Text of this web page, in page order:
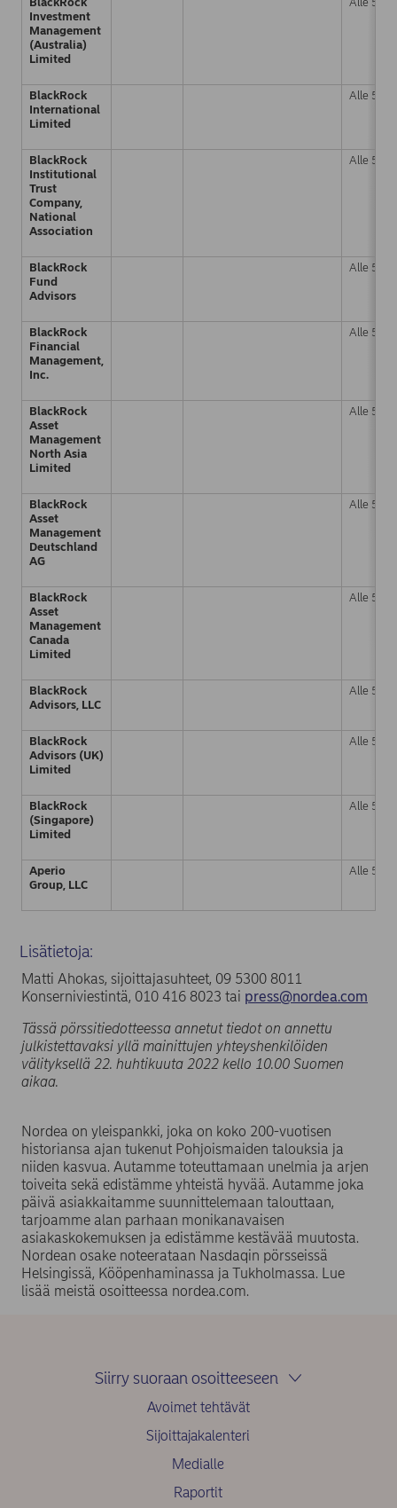
Investment
Management
(Australia)
Limited
BlackRock
International
Limited
Alle 5 %
BlackRock
Institutional
Trust
Company,
National
Association
Alle 5 %
BlackRock
Fund
Advisors
Alle 5 %
BlackRock
Financial
Management,
Inc.
Alle 5 %
BlackRock
Asset
Management
North Asia
Limited
Alle 5 %
BlackRock
Asset
Management
Deutschland
AG
Alle 5 %
BlackRock
Asset
Management
Canada
Limited
Alle 5 %
BlackRock
Advisors, LLC
Alle 5 %
BlackRock
Advisors (UK)
Limited
Alle 5 %
BlackRock
(Singapore)
Limited
Alle 5 %
Aperio
Group, LLC
Alle 5 %
Lisätietoja:
Matti Ahokas, sijoittajasuhteet, 09 5300 8011
Konserniviestintä, 010 416 8023 tai press@nordea.com
Tässä pörssitiedotteessa annetut tiedot on annettu
julkistettavaksi yllä mainittujen yhteyshenkilöiden
välityksellä 22. huhtikuuta 2022 kello 10.00 Suomen
aikaa.
Nordea on yleispankki, joka on koko 200-vuotisen
historiansa ajan tukenut Pohjoismaiden talouksia ja
niiden kasvua. Autamme toteuttamaan unelmia ja arjen
toiveita sekä edistämme yhteistä hyvää. Autamme joka
päivä asiakkaitamme suunnittelemaan talouttaan,
tarjoamme alan parhaan monikanavaisen
asiakaskokemuksen ja edistämme kestävää muutosta.
Nordean osake noteerataan Nasdaqin pörsseissä
Helsingissä, Kööpenhaminassa ja Tukholmassa. Lue
lisää meistä osoitteessa nordea.com.
Siirry suoraan osoitteeseen
Avoimet tehtävät
Sijoittajakalenteri
Medialle
Raportit